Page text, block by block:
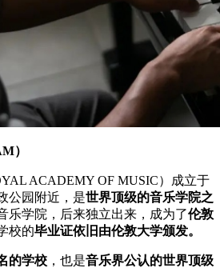
）
ACADEMY OF MUSIC）成立于
公园附近，是世界顶级的音乐学院之
乐学院，后来独立出来，成为了伦敦
校的毕业证依旧由伦敦大学颁发。
的学校 ，也是音乐界公认的世界顶级